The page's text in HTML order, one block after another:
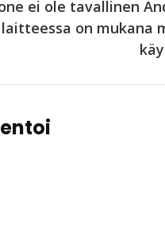
ei ole tavallinen
laitteessa on mukana